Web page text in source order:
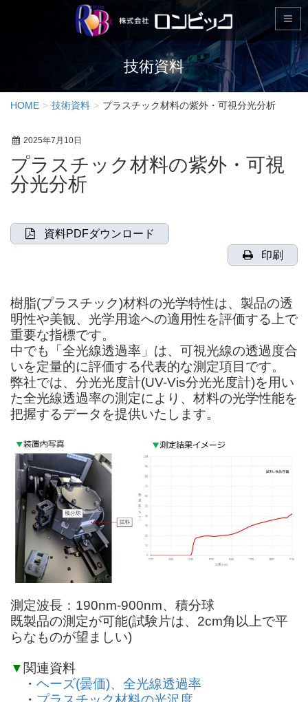
技術資料
HOME 技術資料 プラスチック材料の紫外・可視分光分析
2025年7月10日
プラスチック材料の紫外・可視
分光分析
資料PDFダウンロード
印刷
樹脂(プラスチック)材料の光学特性は、製品の透
明性や美観、光学用途への適用性を評価する上で
重要な指標です。
中でも「全光線透過率」は、可視光線の透過度合
いを定量的に評価する代表的な測定項目です。
弊社では、分光光度計(UV-Vis分光光度計)を用い
た全光線透過率の測定により、材料の光学性能を
把握するデータを提供いたします。
測定波長：190nm-900nm、積分球
既製品の測定が可能(試験片は、2cm角以上で平
らなものが望ましい)
▼ 関連資料
・ ヘーズ(曇価)、全光線透過率